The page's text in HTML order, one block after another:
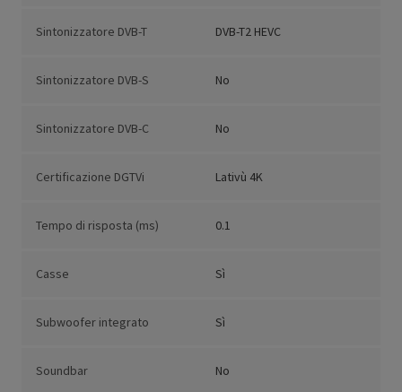
Sintonizzatore DVB-T DVB-T2 HEVC
Sintonizzatore DVB-S No
Sintonizzatore DVB-C No
Certificazione DGTVi Lativù 4K
Tempo di risposta (ms) 0.1
Casse Sì
Subwoofer integrato Sì
Soundbar No